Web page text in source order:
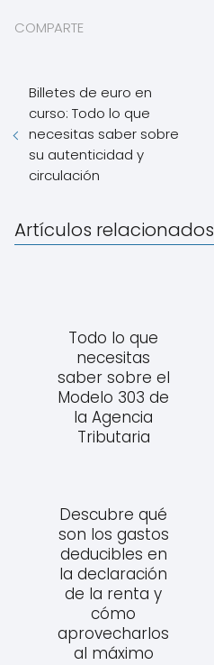
COMPARTE
Billetes de euro en
curso: Todo lo que
necesitas saber sobre
su autenticidad y
circulación
Artículos relacionados
Todo lo que
necesitas
saber sobre el
Modelo 303 de
la Agencia
Tributaria
Descubre qué
son los gastos
deducibles en
la declaración
de la renta y
cómo
aprovecharlos
al máximo